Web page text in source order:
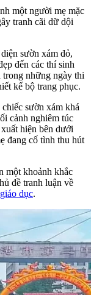
một người mẹ mặc
tranh cãi dữ dội
sườn xám đỏ,
đến các thí sinh
những ngày thi
kế bộ trang phục.
sườn xám khá
cảnh nghiêm túc
hiện bên dưới
đang cố tình thu hút
một khoảnh khắc
đề tranh luận về
giáo dục.